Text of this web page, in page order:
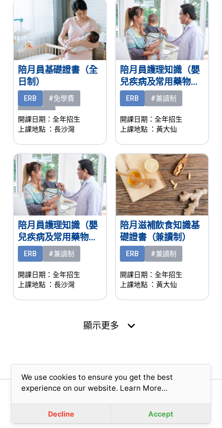
陪月員基礎證書（全
日制）
ERB
#免學費
#有津貼
開課日期：全年招生
上課地點 ：長沙灣
陪月員護理知識（嬰
兒疾病及常用藥物認
知）基礎證書（兼讀
制）
ERB #兼讀制
開課日期：全年招生
上課地點 ：黃大仙
陪月員護理知識（嬰
兒疾病及常用藥物認
知）基礎證書（兼讀
制）
ERB #兼讀制
開課日期：全年招生
上課地點 ：長沙灣
陪月滋補飲食知識基
礎證書（兼讀制）
ERB #兼讀制
開課日期：全年招生
上課地點 ：黃大仙
顯示更多 expand_more
We use cookies to ensure you get the best
experience on our website. Learn More...
Decline Accept
版權所有© 2023 香港基督教女青年會 (擔保有限公司)